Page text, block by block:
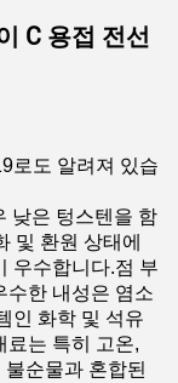
C 용접 전선
로도 알려져 있습
낮은 텅스텐을 함
및 환원 상태에
우수합니다.점 부
수한 내성은 염소
인 화학 및 석유
료는 특히 고온,
순물과 혼합된